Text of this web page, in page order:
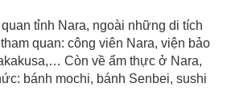
tỉnh Nara, ngoài những di tích
quan: công viên Nara, viện bảo
Còn về ẩm thực ở Nara,
bánh mochi, bánh Senbei, sushi